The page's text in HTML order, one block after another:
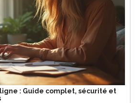
: Guide complet, sécurité et